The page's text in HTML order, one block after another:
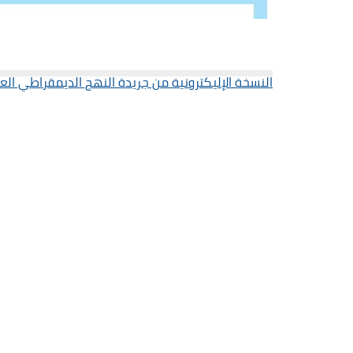
النسخة الإليكترونية من جريدة النهج الديمقراطي